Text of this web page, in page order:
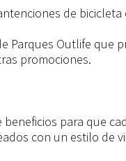
de
Parques Outlife que
promociones.
para que
con un estilo de